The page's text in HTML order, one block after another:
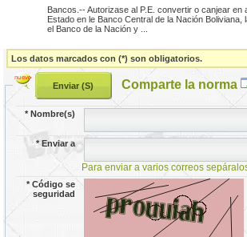
Bancos.-- Autorizase al P.E. convertir o canjear en
Estado en le Banco Central de la Nación Boliviana,
el Banco de la Nación y ...
Los datos marcados con (*) son obligatorios.
Comparte la norma
*Nombre(s)
*Enviar a
Para enviar a varios correos
*Código se
seguridad